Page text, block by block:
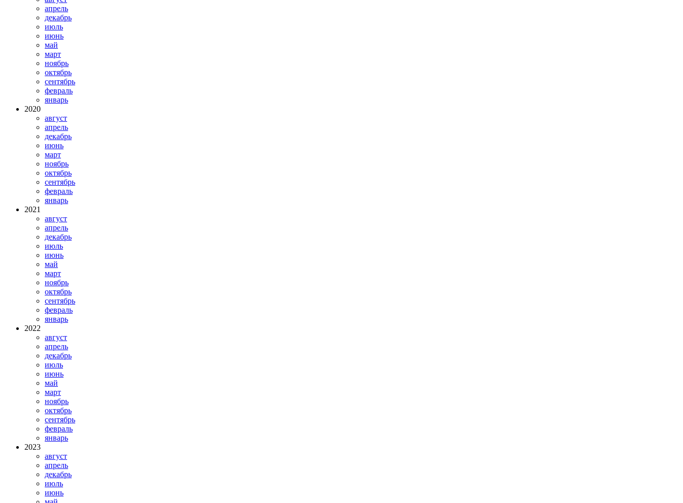
апрель
декабрь
июль
июнь
май
март
ноябрь
октябрь
сентябрь
февраль
январь
2020
август
апрель
декабрь
июнь
март
ноябрь
октябрь
сентябрь
февраль
январь
2021
август
апрель
декабрь
июль
июнь
май
март
ноябрь
октябрь
сентябрь
февраль
январь
2022
август
апрель
декабрь
июль
июнь
май
март
ноябрь
октябрь
сентябрь
февраль
январь
2023
август
апрель
декабрь
июль
июнь